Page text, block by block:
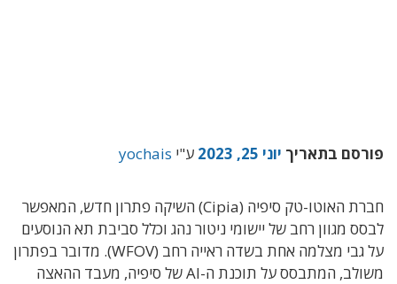
פורסם בתאריך יוני 25, 2023 ע"י yochais
חברת האוטו-טק סיפיה (Cipia) השיקה פתרון חדש, המאפשר
לבסס מגוון רחב של יישומי ניטור נהג וכלל סביבת תא הנוסעים
על גבי מצלמה אחת בשדה ראייה רחב (WFOV). מדובר בפתרון
משולב, המתבסס על תוכנת ה-AI של סיפיה, מעבד ההאצה